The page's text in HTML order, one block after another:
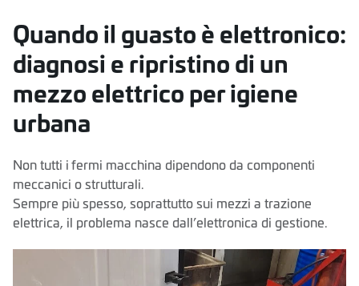
Quando il guasto è elettronico:
diagnosi e ripristino di un
mezzo elettrico per igiene
urbana
Non tutti i fermi macchina dipendono da componenti
meccanici o strutturali.
Sempre più spesso, soprattutto sui mezzi a trazione
elettrica, il problema nasce dall’elettronica di gestione.